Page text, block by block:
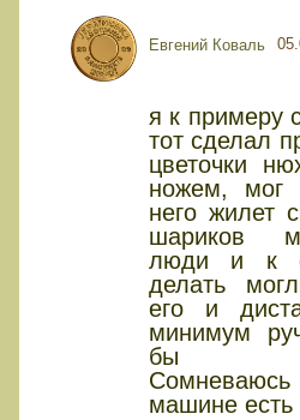
Евгений Коваль
я к примеру
тот сделал
цветочки
ножем, мог
него жилет
шариков
люди и к
делать
его и
минимум
бы
машине есть